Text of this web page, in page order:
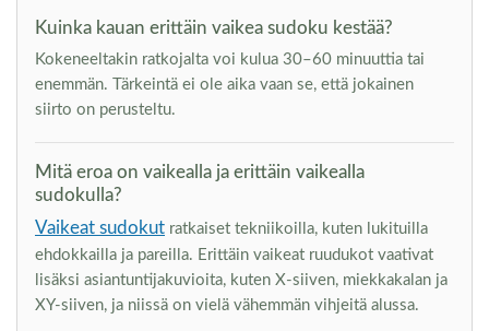
Kuinka kauan erittäin vaikea sudoku kestää?
Kokeneeltakin ratkojalta voi kulua 30–60 minuuttia tai
enemmän. Tärkeintä ei ole aika vaan se, että jokainen
siirto on perusteltu.
Mitä eroa on vaikealla ja erittäin vaikealla
sudokulla?
Vaikeat sudokut ratkaiset tekniikoilla, kuten lukituilla
ehdokkailla ja pareilla. Erittäin vaikeat ruudukot vaativat
lisäksi asiantuntijakuvioita, kuten X-siiven, miekkakalan ja
XY-siiven, ja niissä on vielä vähemmän vihjeitä alussa.